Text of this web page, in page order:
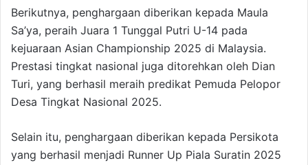
Berikutnya, penghargaan diberikan kepada Maula
Sa’ya, peraih Juara 1 Tunggal Putri U-14 pada
kejuaraan Asian Championship 2025 di Malaysia.
Prestasi tingkat nasional juga ditorehkan oleh Dian
Turi, yang berhasil meraih predikat Pemuda Pelopor
Desa Tingkat Nasional 2025.
Selain itu, penghargaan diberikan kepada Persikota
yang berhasil menjadi Runner Up Piala Suratin 2025